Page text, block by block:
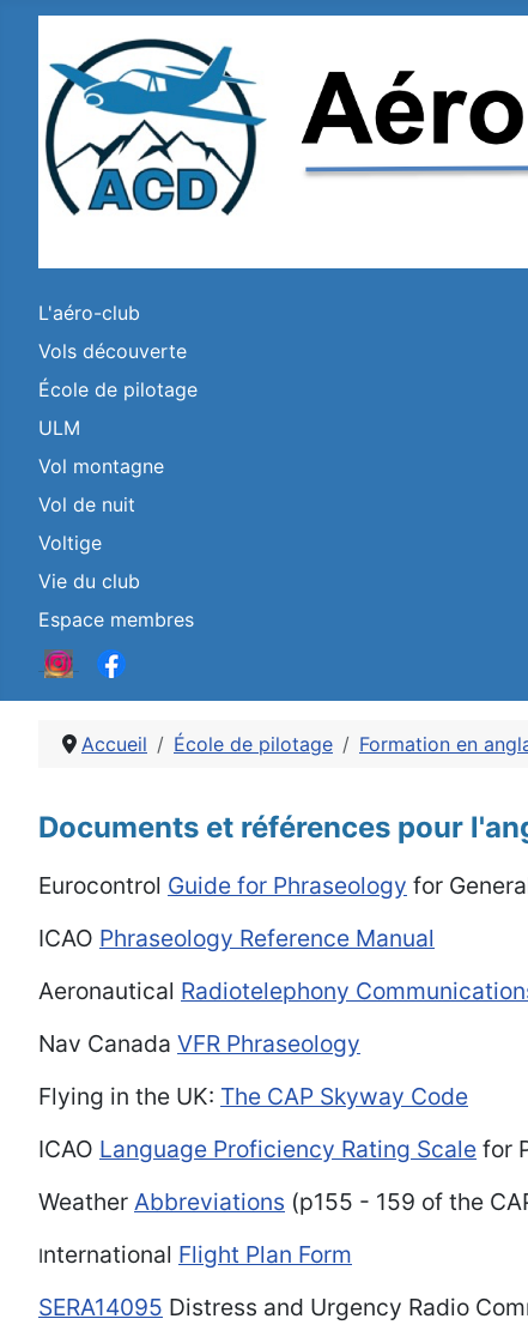
L'aéro-club
Vols découverte
École de pilotage
ULM
Vol montagne
Vol de nuit
Voltige
Vie du club
Espace membres
Accueil École de pilotage Formation en
Détails
Documents et références pour
Eurocontrol Guide for Phraseology for
ICAO Phraseology Reference Manual
Aeronautical Radiotelephony
Nav Canada VFR Phraseology
Flying in the UK: The CAP Skyway Code
ICAO Language Proficiency Rating Scale for
Weather Abbreviations (p155 - 159 of the
International Flight Plan Form
SERA14095 Distress and Urgency Radio